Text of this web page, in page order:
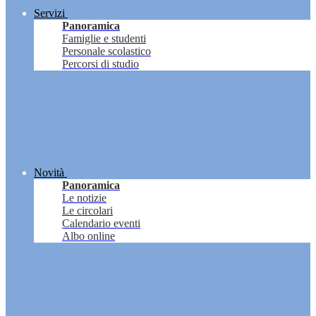
Servizi
Panoramica
Famiglie e studenti
Personale scolastico
Percorsi di studio
Novità
Panoramica
Le notizie
Le circolari
Calendario eventi
Albo online